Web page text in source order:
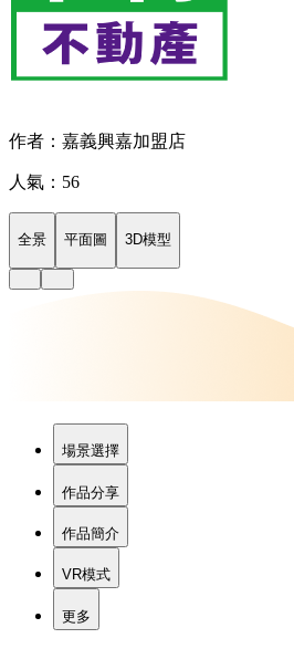
作者：嘉義興嘉加盟店
人氣：56
全景 平面圖 3D模型
場景選擇
作品分享
作品簡介
VR模式
更多